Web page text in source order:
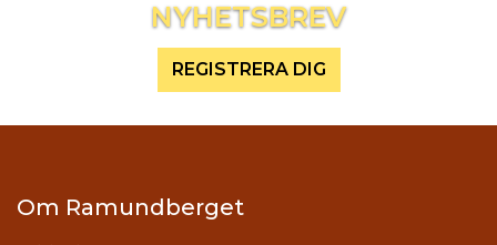
NYHETSBREV
REGISTRERA DIG
Om Ramundberget